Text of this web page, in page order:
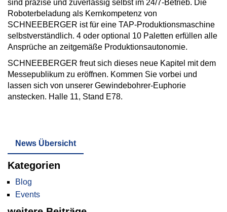
sind präzise und zuverlässig selbst im 24/7-Betrieb. Die
Roboterbeladung als Kernkompetenz von
SCHNEEBERGER ist für eine TAP-Produktionsmaschine
selbstverständlich. 4 oder optional 10 Paletten erfüllen alle
Ansprüche an zeitgemäße Produktionsautonomie.
SCHNEEBERGER freut sich dieses neue Kapitel mit dem
Messepublikum zu eröffnen. Kommen Sie vorbei und
lassen sich von unserer Gewindebohrer-Euphorie
anstecken. Halle 11, Stand E78.
News Übersicht
Kategorien
Blog
Events